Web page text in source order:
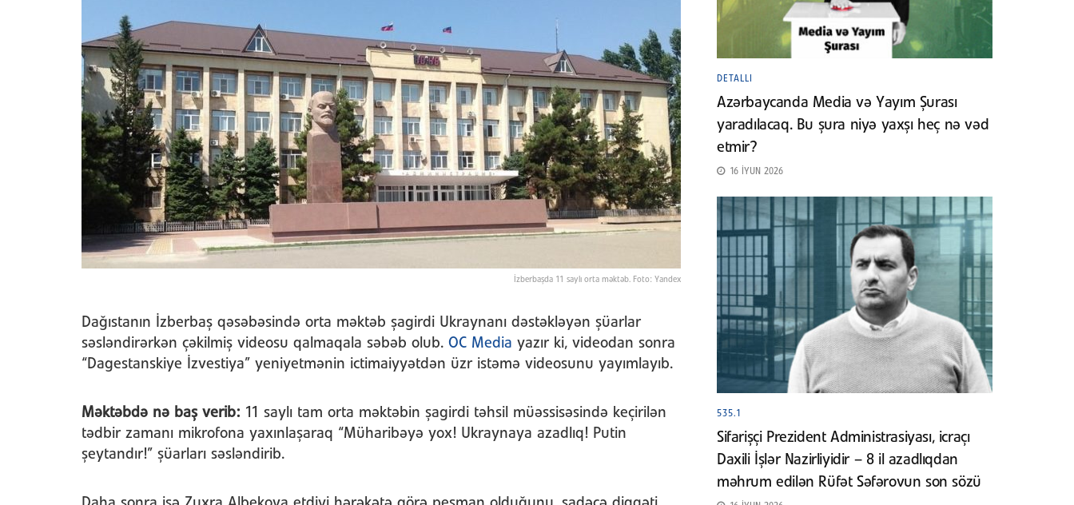
İzberbaşda 11 saylı orta məktəb. Foto: Yandex
Dağıstanın İzberbaş qəsəbəsində orta məktəb şagirdi Ukraynanı dəstəkləyən şüarlar
səsləndirərkən çəkilmiş videosu qalmaqala səbəb olub. OC Media yazır ki, videodan sonra
“Dagestanskiye İzvestiya” yeniyetmənin ictimaiyyətdən üzr istəmə videosunu yayımlayıb.
Məktəbdə nə baş verib: 11 saylı tam orta məktəbin şagirdi təhsil müəssisəsində keçirilən
tədbir zamanı mikrofona yaxınlaşaraq “Müharibəyə yox! Ukraynaya azadlıq! Putin
şeytandır!” şüarları səsləndirib.
DETALLI
Azərbaycanda Media və Yayım Şurası
yaradılacaq. Bu şura niyə yaxşı heç nə vəd
etmir?
16 İYUN 2026
535.1
Sifarişçi Prezident Administrasiyası, icraçı
Daxili İşlər Nazirliyidir – 8 il azadlıqdan
məhrum edilən Rüfət Səfərovun son sözü